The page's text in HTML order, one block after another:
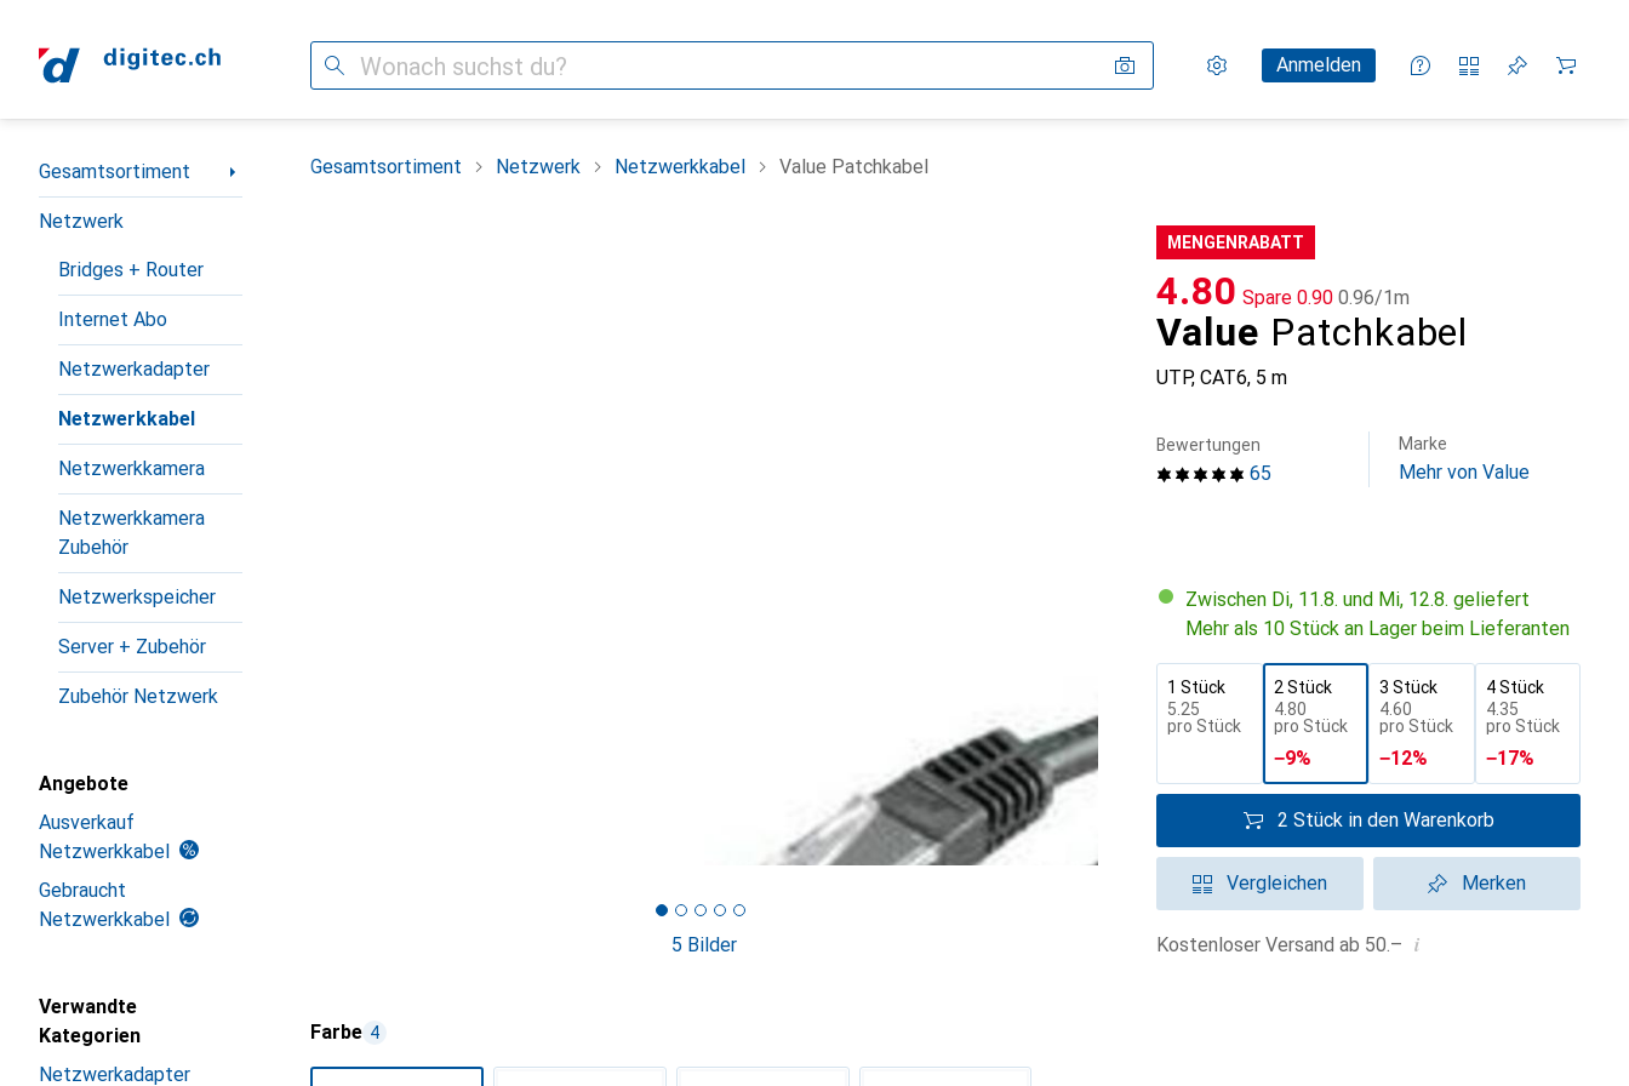
Suche Einstellungen
KundenkontoAnmelden
Vergleichslisten
Merklisten
Warenkorb
Navigation nach Kategorien
Gesamtsortiment
Netzwerk
Bridges + Router
Internet Abo
Netzwerkadapter
Netzwerkkabel
Netzwerkkamera
Netzwerkkamera
Zubehör
Netzwerkspeicher
Server + Zubehör
Zubehör Netzwerk
Angebote
Ausverkauf
Netzwerkkabel
Gebraucht
Netzwerkkabel
Verwandte
Kategorien
Netzwerkadapter
Gesamtsortiment Netzwerk Netzwerkkabel Value Patchkabel
5 Bilder
MENGENRABATT
Value Patchkabel
UTP, CAT6, 5 m
CHF
4.80 Spare CHF
0.90 CHF
0.96/1m
65
Bewertungen Marke
Mehr von Value
Zwischen Di, 11.8. und Mi, 12.8. geliefert
Mehr als 10 Stück an Lager beim Lieferanten
1 Stück
CHF
5.25
pro Stück
2 Stück
CHF
4.80
pro Stück
−9%
3 Stück
CHF
4.60
pro Stück
−12%
4 Stück
CHF
4.35
pro Stück
−17%
2 Stück in den Warenkorb
Vergleichen Merken
Kostenloser Versand ab 50.– i
Farbe 4